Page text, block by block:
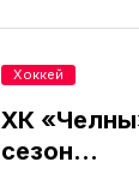
ХК
сезон...
Хоккей